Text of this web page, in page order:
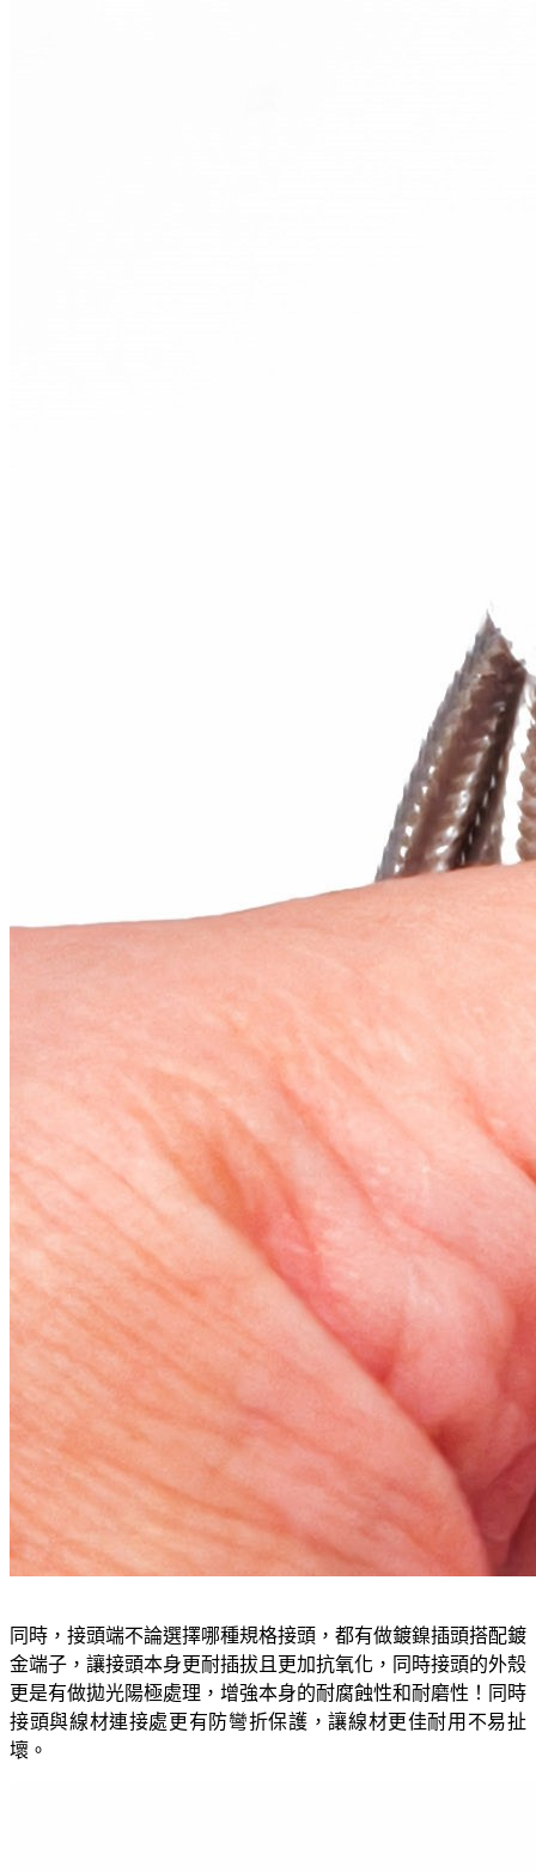
同時，接頭端不論選擇哪種規格接頭，都有做鍍鎳插頭搭配鍍
金端子，讓接頭本身更耐插拔且更加抗氧化，同時接頭的外殼
更是有做拋光陽極處理，增強本身的耐腐蝕性和耐磨性！同時
接頭與線材連接處更有防彎折保護，讓線材更佳耐用不易扯
壞。